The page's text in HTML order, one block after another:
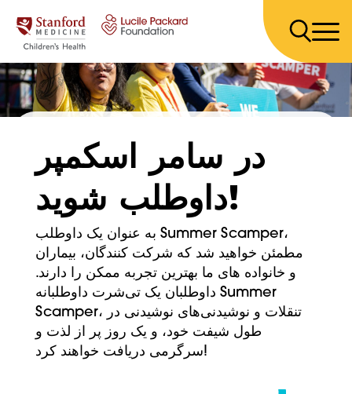
در سامر اسکمپر
داوطلب شوید!
به عنوان یک داوطلب Summer Scamper،
مطمئن خواهید شد که شرکت کنندگان، بیماران
و خانواده های ما بهترین تجربه ممکن را دارند.
داوطلبان یک تی‌شرت داوطلبانه Summer
Scamper، تنقلات و نوشیدنی‌های نوشیدنی در
طول شیفت خود، و یک روز پر از لذت و
سرگرمی دریافت خواهند کرد!